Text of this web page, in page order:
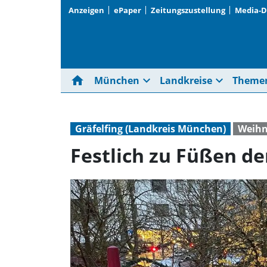
Anzeigen ePaper Zeitungszustellung Media-
home München expand_more Landkreise expand_more
Gräfelfing (Landkreis München)
Festlich zu Füßen